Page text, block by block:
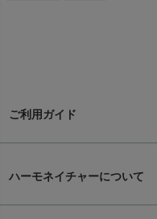
ご利用ガイド
ハーモネイチャーについて